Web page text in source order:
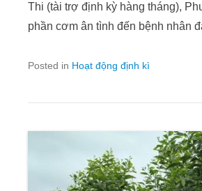
Thi (tài trợ định kỳ hàng tháng),
phần cơm ân tình đến bệnh nhân
Posted in Hoạt động định kì